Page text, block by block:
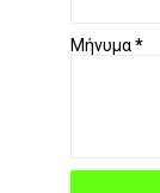
Μήνυμα*